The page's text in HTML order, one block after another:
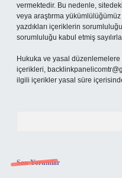
vermektedir. Bu nedenle,
veya araştırma
yazdıkları içeriklerin
sorumluluğu kabul etmiş
Hukuka ve yasal
içerikleri,
ilgili içerikler yasal süre
Son Yorumlar